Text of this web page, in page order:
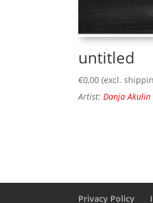
untitled
€0,00 (excl.
Artist: Danja Akulin
Privacy Policy